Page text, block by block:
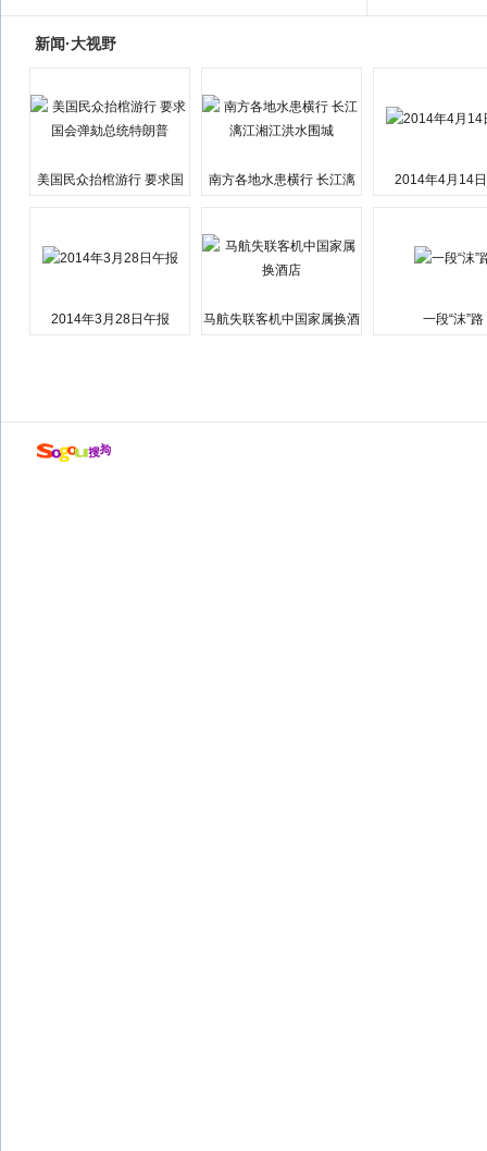
新闻·大视野
美国民众抬棺游行 要求国
南方各地水患横行 长江漓
2014年4月14
2014年3月28日午报
马航失联客机中国家属换酒
一段“沫”路